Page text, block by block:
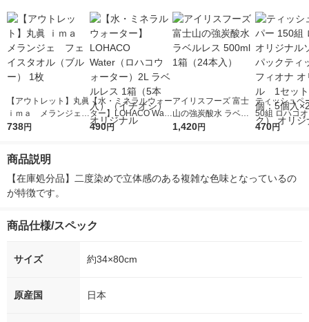
【アウトレット】丸眞
ｉｍａ メランジェ
フェイスタオル（ブル
738円
【水・ミネラルウォー
ター】LOHACO Wate
r（ロハコウォータ
490円
アイリスフーズ 富士
山の強炭酸水 ラベル
レス 500ml 1箱（24
1,420円
ティッシュペ
50組 ロハコ
ルソフトパッ
オリジナル
470円
商品説明
【在庫処分品】二度染めで立体感のある複雑な色味となっているの
が特徴です。
商品仕様/スペック
サイズ 約34×80cm
原産国 日本